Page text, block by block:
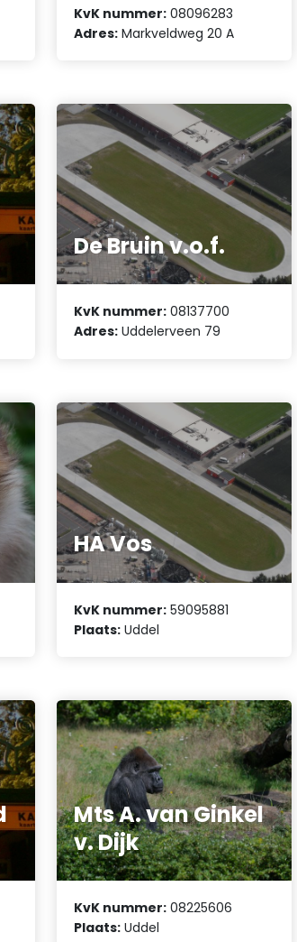
KvK nummer: 08096283
Adres: Markveldweg 20 A
De Bruin v.o.f.
KvK nummer: 08137700
Adres: Uddelerveen 79
HA Vos
KvK nummer: 59095881
Plaats: Uddel
Mts A. van Ginkel
v. Dijk
KvK nummer: 08225606
Plaats: Uddel